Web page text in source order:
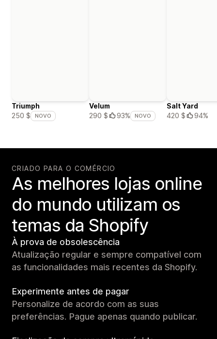
Triumph
250 $
NOVO
Velum
290 $
93% NOVO
Salt Yard
420 $
94%
CRIADO PARA O COMÉRCIO
As melhores lojas online
do mundo utilizam os
temas da Shopify
À prova de obsolescência
Atualização regular e sempre compatível com
as funcionalidades mais recentes da Shopify.
Experimente antes de pagar
Personalize de acordo com as suas
preferências. Pague apenas quando publicar.